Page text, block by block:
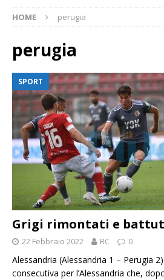
HOME perugia
perugia
SPORT
Grigi rimontati e
22 Febbraio 2022 RC 0
Alessandria (Alessandria 1 – Perugia
consecutiva per l’Alessandria che,